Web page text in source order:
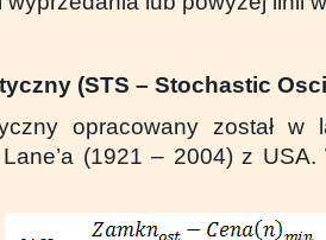
(STS – Stochastic
opracowany został w
(1921 – 2004) z USA.